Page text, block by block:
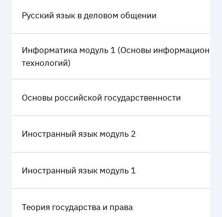
Русский язык в деловом общении
Информатика модуль 1 (Основы
технологий)
Основы российской государственности
Иностранный язык модуль 2
Иностранный язык модуль 1
Теория государства и права